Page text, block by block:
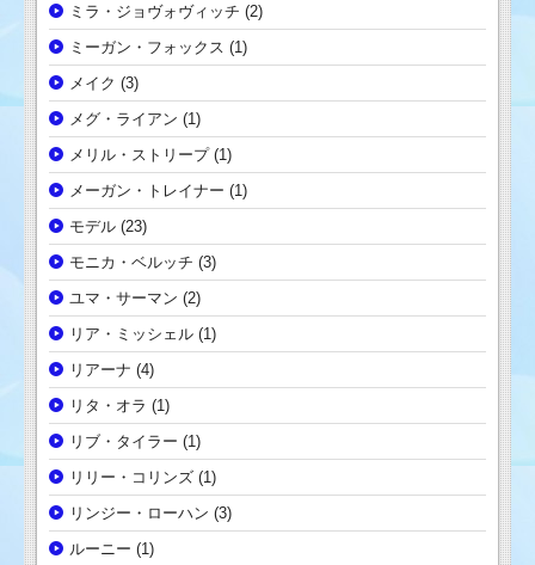
ミラ・ジョヴォヴィッチ (2)
ミーガン・フォックス (1)
メイク (3)
メグ・ライアン (1)
メリル・ストリープ(1)
メーガン・トレイナー (1)
モデル (23)
モニカ・ベルッチ (3)
ユマ・サーマン (2)
リア・ミッシェル (1)
リアーナ (4)
リタ・オラ (1)
リブ・タイラー (1)
リリー・コリンズ (1)
リンジー・ローハン (3)
ルーニー (1)